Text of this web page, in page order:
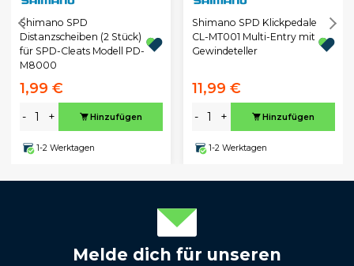
Shimano SPD
Distanzscheiben (2 Stück)
für SPD-Cleats Modell PD-
M8000
1,99 €
- + Hinzufügen
1-2 Werktagen
Shimano SPD Klickpedale
CL-MT001 Multi-Entry mit
Gewindeteller
11,99 €
- + Hinzufügen
1-2 Werktagen
Melde dich für unseren